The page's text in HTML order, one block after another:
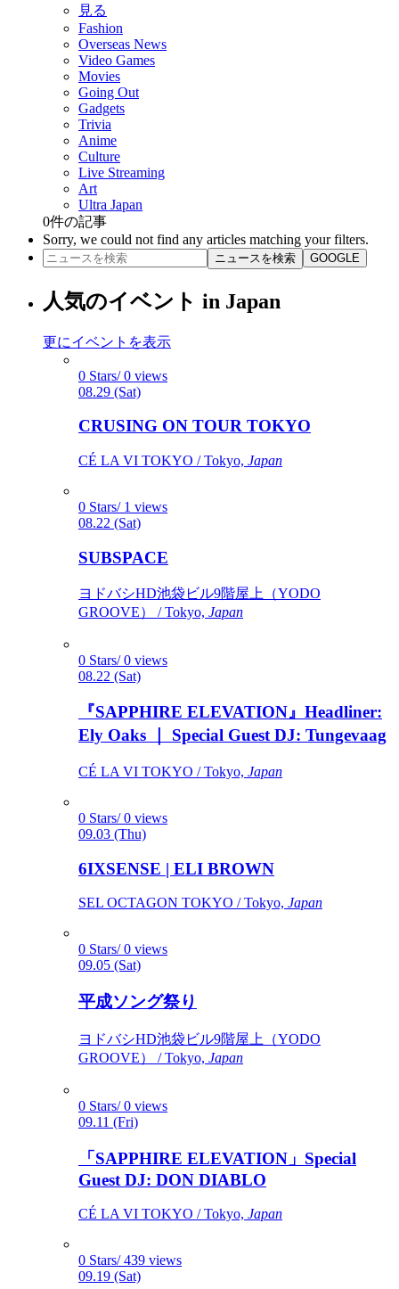
見る
Fashion
Overseas News
Video Games
Movies
Going Out
Gadgets
Trivia
Anime
Culture
Live Streaming
Art
Ultra Japan
0件の記事
Sorry, we could not find any articles matching your filters.
ニュースを検索 GOOGLE
人気のイベント in Japan
更にイベントを表示
0 Stars/ 0 views
08.29 (Sat)
CRUSING ON TOUR TOKYO
CÉ LA VI TOKYO / Tokyo, Japan
0 Stars/ 1 views
08.22 (Sat)
SUBSPACE
ヨドバシHD池袋ビル9階屋上（YODO
GROOVE） / Tokyo, Japan
0 Stars/ 0 views
08.22 (Sat)
『SAPPHIRE ELEVATION』Headliner:
Ely Oaks ｜ Special Guest DJ: Tungevaag
CÉ LA VI TOKYO / Tokyo, Japan
0 Stars/ 0 views
09.03 (Thu)
6IXSENSE | ELI BROWN
SEL OCTAGON TOKYO / Tokyo, Japan
0 Stars/ 0 views
09.05 (Sat)
平成ソング祭り
ヨドバシHD池袋ビル9階屋上（YODO
GROOVE） / Tokyo, Japan
0 Stars/ 0 views
09.11 (Fri)
「SAPPHIRE ELEVATION」Special
Guest DJ: DON DIABLO
CÉ LA VI TOKYO / Tokyo, Japan
0 Stars/ 439 views
09.19 (Sat)